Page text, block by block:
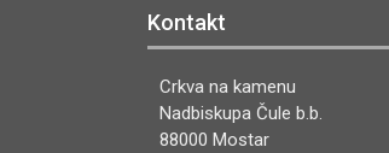
Kontakt
Crkva na kamenu
Nadbiskupa Čule b.b.
88000 Mostar